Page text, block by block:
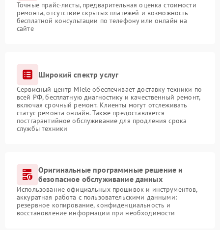
Точные прайс-листы, предварительная оценка стоимости
ремонта, отсутствие скрытых платежей и возможность
бесплатной консультации по телефону или онлайн на
сайте
Широкий спектр услуг
Сервисный центр Miele обеспечивает доставку техники по
всей РФ, бесплатную диагностику и качественный ремонт,
включая срочный ремонт. Клиенты могут отслеживать
статус ремонта онлайн. Также предоставляется
постгарантийное обслуживание для продления срока
службы техники
Оригинальные программные решение и
безопасное обслуживание данных
Использование официальных прошивок и инструментов,
аккуратная работа с пользовательскими данными:
резервное копирование, конфиденциальность и
восстановление информации при необходимости